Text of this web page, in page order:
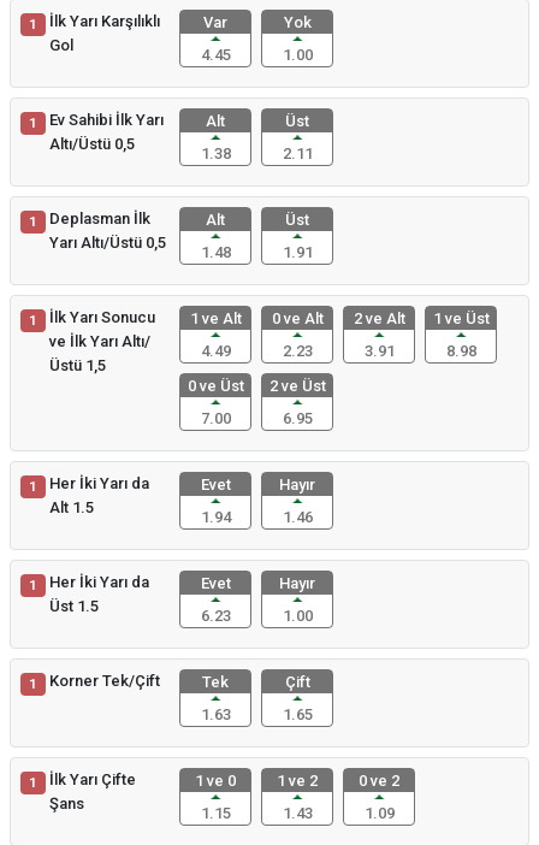
1
İlk Yarı Karşılıklı
Gol
Var
4.45
Yok
1.00
1
Ev Sahibi İlk Yarı
Altı/Üstü 0,5
Alt
1.38
Üst
2.11
1
Deplasman İlk
Yarı Altı/Üstü 0,5
Alt
1.48
Üst
1.91
1
İlk Yarı Sonucu
ve İlk Yarı Altı/
Üstü 1,5
1 ve Alt
4.49
0 ve Alt
2.23
2 ve Alt
3.91
1 ve Üst
8.98
0 ve Üst
7.00
2 ve Üst
6.95
1
Her İki Yarı da
Alt 1.5
Evet
1.94
Hayır
1.46
1
Her İki Yarı da
Üst 1.5
Evet
6.23
Hayır
1.00
1 Korner Tek/Çift
Tek
1.63
Çift
1.65
1
İlk Yarı Çifte
Şans
1 ve 0
1.15
1 ve 2
1.43
0 ve 2
1.09